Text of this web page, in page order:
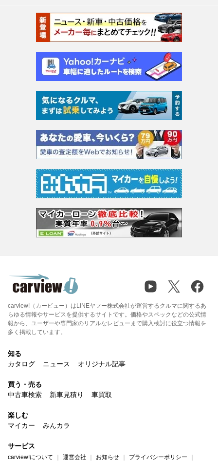
carview!（カービュー）はLINEヤフー株式会社が運営するクルマに関するあ
らゆる情報やサービスを提供するサイトです。価格やスペックなどの公式情
報から、ユーザーや専門家のリアルなレビューまで購入検討に役立つ情報を
多く掲載しています。
知る
カタログ
ニュース オリジナル記事
買う・売る
中古車検索
新車見積り 車買取
楽しむ
マイカー
みんカラ
サービス
carview!について 運営会社 お知らせ プライバシーポリシー